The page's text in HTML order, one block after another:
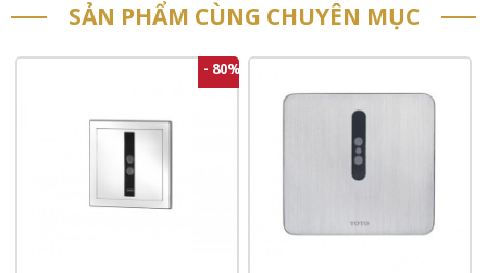
SẢN PHẨM CÙNG CHUYÊN MỤC
- 80%